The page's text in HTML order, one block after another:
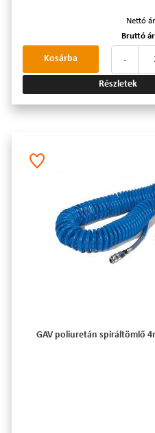
Nettó
Bruttó
-
Kosárba
Részletek
GAV poliuretán spiráltömlő